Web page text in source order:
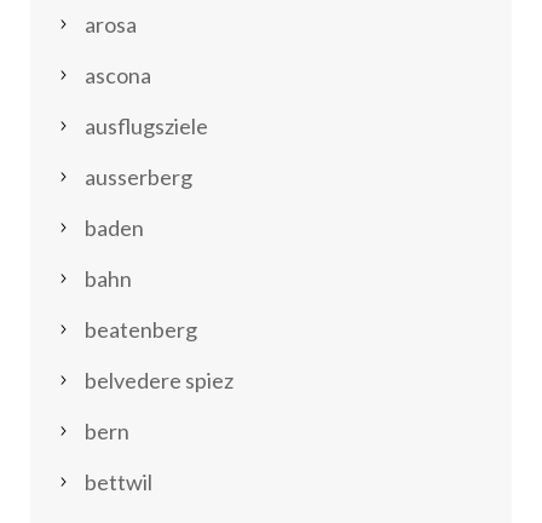
arosa
ascona
ausflugsziele
ausserberg
baden
bahn
beatenberg
belvedere spiez
bern
bettwil